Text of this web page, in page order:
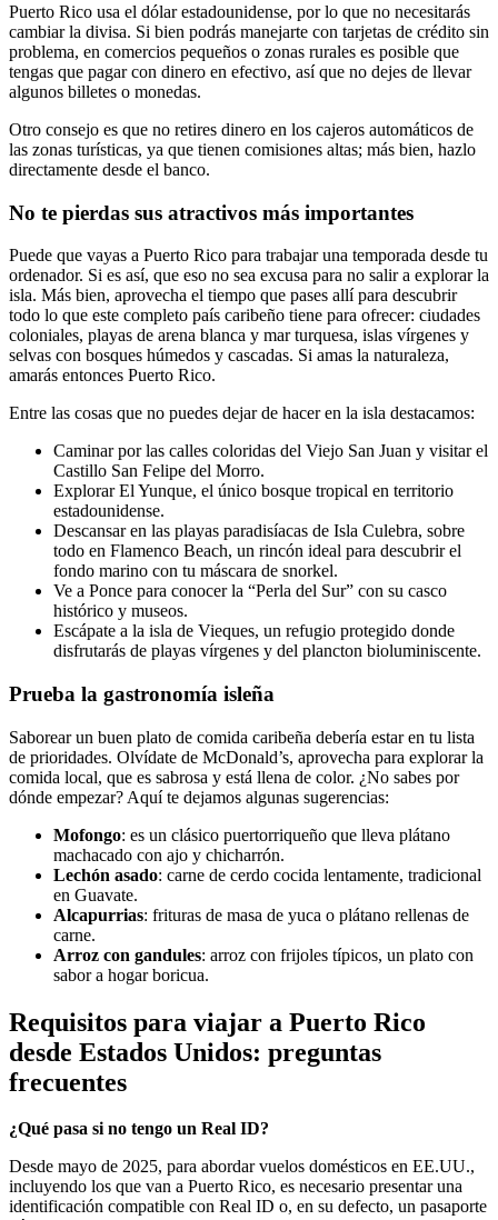
Puerto Rico usa el dólar estadounidense, por lo que no necesitarás
cambiar la divisa. Si bien podrás manejarte con tarjetas de crédito sin
problema, en comercios pequeños o zonas rurales es posible que
tengas que pagar con dinero en efectivo, así que no dejes de llevar
algunos billetes o monedas.
Otro consejo es que no retires dinero en los cajeros automáticos de
las zonas turísticas, ya que tienen comisiones altas; más bien, hazlo
directamente desde el banco.
No te pierdas sus atractivos más importantes
Puede que vayas a Puerto Rico para trabajar una temporada desde tu
ordenador. Si es así, que eso no sea excusa para no salir a explorar la
isla. Más bien, aprovecha el tiempo que pases allí para descubrir
todo lo que este completo país caribeño tiene para ofrecer: ciudades
coloniales, playas de arena blanca y mar turquesa, islas vírgenes y
selvas con bosques húmedos y cascadas. Si amas la naturaleza,
amarás entonces Puerto Rico.
Entre las cosas que no puedes dejar de hacer en la isla destacamos:
Caminar por las calles coloridas del Viejo San Juan y visitar el
Castillo San Felipe del Morro.
Explorar El Yunque, el único bosque tropical en territorio
estadounidense.
Descansar en las playas paradisíacas de Isla Culebra, sobre
todo en Flamenco Beach, un rincón ideal para descubrir el
fondo marino con tu máscara de snorkel.
Ve a Ponce para conocer la “Perla del Sur” con su casco
histórico y museos.
Escápate a la isla de Vieques, un refugio protegido donde
disfrutarás de playas vírgenes y del plancton bioluminiscente.
Prueba la gastronomía isleña
Saborear un buen plato de comida caribeña debería estar en tu lista
de prioridades. Olvídate de McDonald’s, aprovecha para explorar la
comida local, que es sabrosa y está llena de color. ¿No sabes por
dónde empezar? Aquí te dejamos algunas sugerencias:
Mofongo: es un clásico puertorriqueño que lleva plátano
machacado con ajo y chicharrón.
Lechón asado: carne de cerdo cocida lentamente, tradicional
en Guavate.
Alcapurrias: frituras de masa de yuca o plátano rellenas de
carne.
Arroz con gandules: arroz con frijoles típicos, un plato con
sabor a hogar boricua.
Requisitos para viajar a Puerto Rico
desde Estados Unidos: preguntas
frecuentes
¿Qué pasa si no tengo un Real ID?
Desde mayo de 2025, para abordar vuelos domésticos en EE.UU.,
incluyendo los que van a Puerto Rico, es necesario presentar una
identificación compatible con Real ID o, en su defecto, un pasaporte